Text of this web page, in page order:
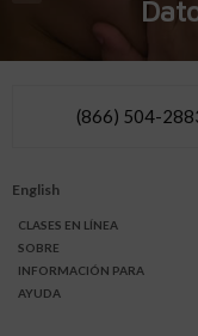
(866) 504-
English
CLASES EN LÍNEA
SOBRE
INFORMACIÓN PARA
AYUDA